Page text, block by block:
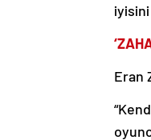
Eran